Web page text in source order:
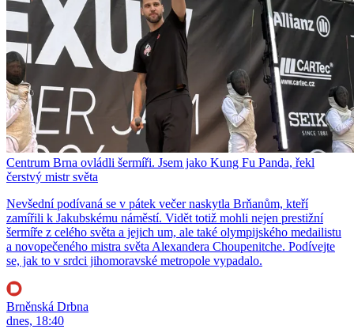
Centrum Brna ovládli šermíři. Jsem jako Kung Fu Panda, řekl
čerstvý mistr světa
Nevšední podívaná se v pátek večer naskytla Brňanům, kteří
zamířili k Jakubskému náměstí. Vidět totiž mohli nejen prestižní
šermíře z celého světa a jejich um, ale také olympijského medailistu
a novopečeného mistra světa Alexandera Choupenitche. Podívejte
se, jak to v srdci jihomoravské metropole vypadalo.
Brněnská Drbna
dnes, 18:40